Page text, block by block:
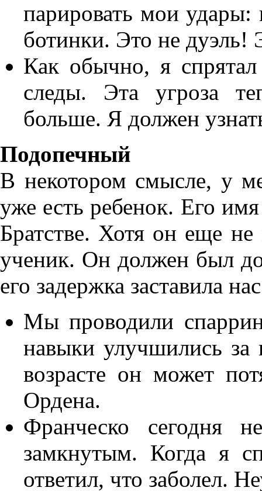
парировать мои удары:
ботинки. Это не дуэль!
Как обычно, я
следы. Эта угроза
больше. Я должен
Подопечный
В некотором смысле, у
уже есть ребенок. Его
Братстве. Хотя он еще
ученик. Он должен был
его задержка заставила
Мы проводили
навыки улучшились
возрасте он может
Ордена.
Франческо сегодня
замкнутым. Когда я
ответил, что заболел.